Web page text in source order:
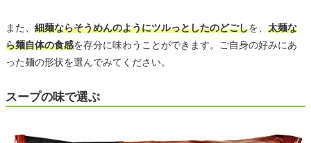
また、 細麺ならそうめんのようにツルっとしたのどごしを、 太麺な
ら麺自体の食感を存分に味わうことができます。ご自身の好みにあ
った麺の形状を選んでみてください。
スープの味で選ぶ